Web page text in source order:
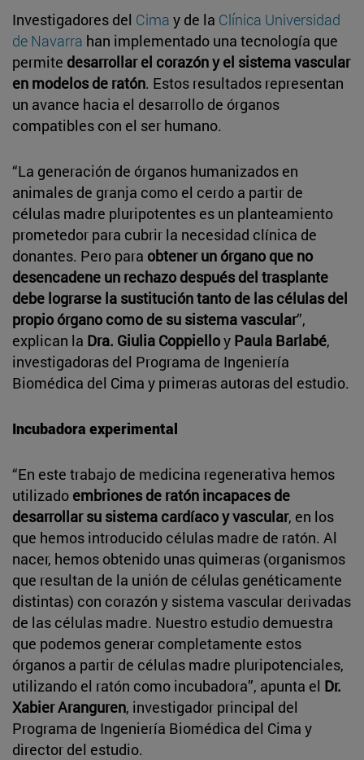
Investigadores del Cima y de la Clínica Universidad
de Navarra han implementado una tecnología que
permite desarrollar el corazón y el sistema vascular
en modelos de ratón. Estos resultados representan
un avance hacia el desarrollo de órganos
compatibles con el ser humano.
“La generación de órganos humanizados en
animales de granja como el cerdo a partir de
células madre pluripotentes es un planteamiento
prometedor para cubrir la necesidad clínica de
donantes. Pero para obtener un órgano que no
desencadene un rechazo después del trasplante
debe lograrse la sustitución tanto de las células del
propio órgano como de su sistema vascular”,
explican la Dra. Giulia Coppielloy Paula Barlabé,
investigadoras del Programa de Ingeniería
Biomédica del Cima y primeras autoras del estudio.
Incubadora experimental
“En este trabajo de medicina regenerativa hemos
utilizado embriones de ratón incapaces de
desarrollar su sistema cardíaco y vascular, en los
que hemos introducido células madre de ratón. Al
nacer, hemos obtenido unas quimeras (organismos
que resultan de la unión de células genéticamente
distintas) con corazón y sistema vascular derivadas
de las células madre. Nuestro estudio demuestra
que podemos generar completamente estos
órganos a partir de células madre pluripotenciales,
utilizando el ratón como incubadora”, apunta el Dr.
Xabier Aranguren, investigador principal del
Programa de Ingeniería Biomédica del Cima y
director del estudio.